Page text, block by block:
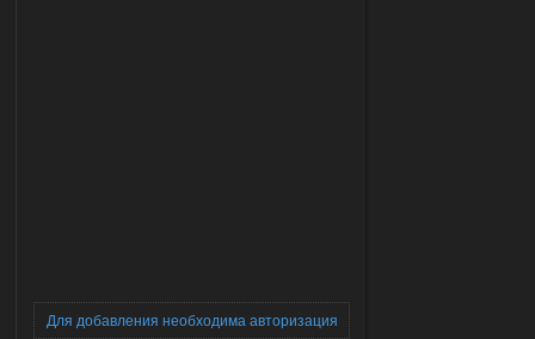
Для добавления необходима авторизация